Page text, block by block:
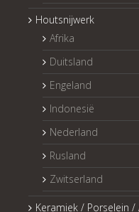
Houtsnijwerk
Afrika
Duitsland
Engeland
Indonesië
Nederland
Rusland
Zwitserland
Keramiek / Porselein